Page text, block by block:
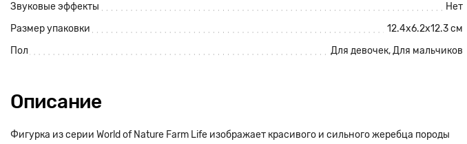
Звуковые эффекты
Нет
Размер упаковки
12.4х6.2х12.3 см
Пол
Для девочек, Для мальчиков
Описание
Фигурка из серии World of Nature Farm Life изображает красивого и сильного жеребца породы